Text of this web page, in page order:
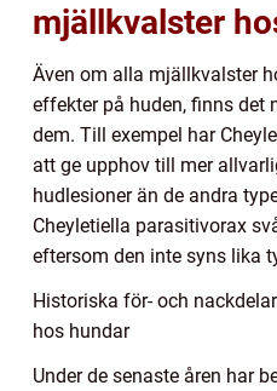
mjällkvalster
Även om alla mjällkvalster
effekter på huden, finns det
dem. Till exempel har
att ge upphov till mer
hudlesioner än de andra
Cheyletiella parasitivorax
eftersom den inte syns lika
Historiska för- och
hos hundar
Under de senaste åren har